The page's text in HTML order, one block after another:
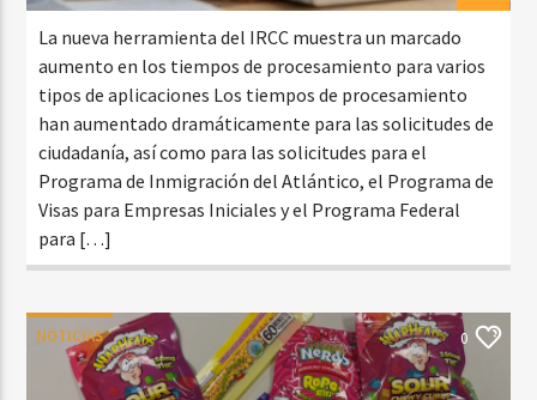
La nueva herramienta del IRCC muestra un marcado
aumento en los tiempos de procesamiento para varios
tipos de aplicaciones Los tiempos de procesamiento
han aumentado dramáticamente para las solicitudes de
ciudadanía, así como para las solicitudes para el
Programa de Inmigración del Atlántico, el Programa de
Visas para Empresas Iniciales y el Programa Federal
para […]
NOTICIAS 0